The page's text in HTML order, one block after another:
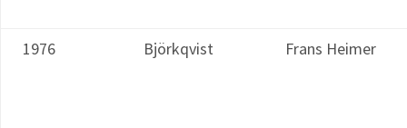
1976 Björkqvist Frans Heimer